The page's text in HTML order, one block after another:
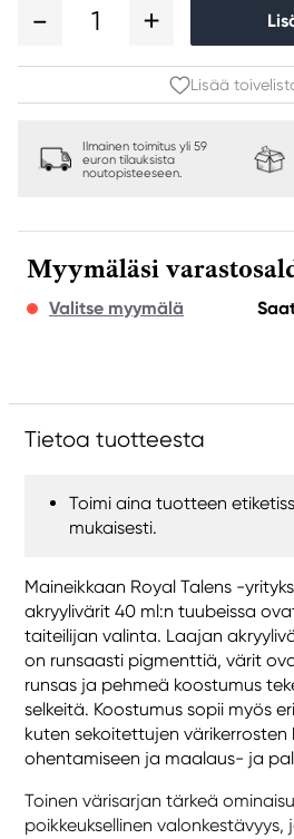
1
Lisää
Ilmainen toimitus yli 59
euron tilauksista
noutopisteeseen.
Myymäläsi
Valitse myymälä
Tietoa tuotteesta
Toimi aina tuotteen
mukaisesti.
Maineikkaan Royal Talens -
akryylivärit 40 ml:n tuubeissa
taiteilijan valinta. Laajan
on runsaasti pigmenttiä, värit
runsas ja pehmeä koostumus
selkeitä. Koostumus sopii myös
kuten sekoitettujen
ohentamiseen ja maalaus- ja
Toinen värisarjan tärkeä
poikkeuksellinen valonkestävyys,